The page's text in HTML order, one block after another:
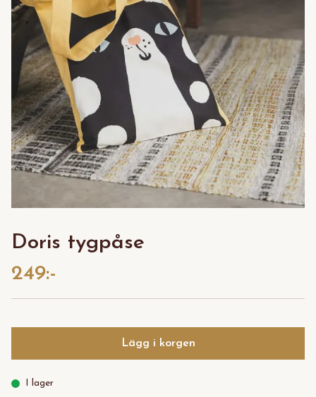
Doris tygpåse
249:-
Lägg i korgen
I lager